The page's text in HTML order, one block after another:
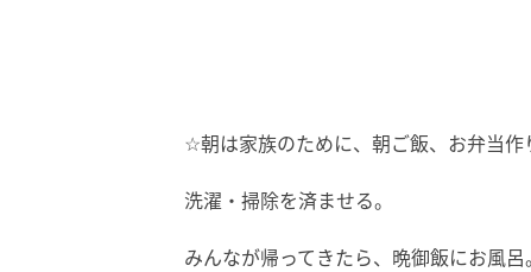
☆朝は家族のために、朝ご飯、お弁当作
洗濯・掃除を済ませる。
みんなが帰ってきたら、晩御飯にお風呂。